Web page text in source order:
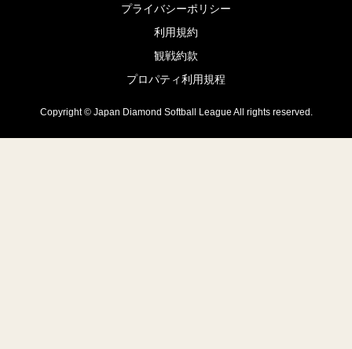
プライバシーポリシー
利用規約
観戦約款
プロパティ利用規程
Copyright © Japan Diamond Softball League All rights reserved.